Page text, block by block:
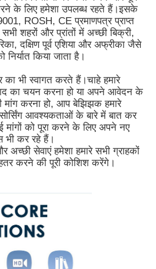
के लिए हमेशा उपलब्ध रहते हैं।इसके
ROSH, CE प्रमाणपत्र प्राप्त
शहरों और प्रांतों में अच्छी बिक्री,
दक्षिण पूर्व एशिया और अफ्रीका जैसे
निर्यात किया जाता है।
भी स्वागत करते हैं।चाहे हमारे
का चयन करना हो या अपने आवेदन के
मांग करना हो, आप बेझिझक हमारे
आवश्यकताओं के बारे में बात कर
को पूरा करने के लिए अपने नए
भी कर रहे हैं।
अच्छी सेवाएं हमेशा हमारे सभी ग्राहकों
करने की पूरी कोशिश करेंगे।